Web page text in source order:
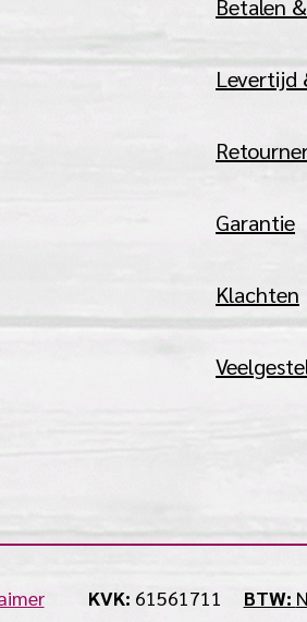
Betalen
Levertijd
Garantie
Klachten
KVK: 61561711 BTW: